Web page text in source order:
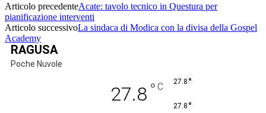
Articolo precedenteAcate: tavolo tecnico in Questura per
pianificazione interventi
Articolo successivoLa sindaca di Modica con la divisa della Gospel
Academy
RAGUSA
Poche Nuvole
27.8 ° C 27.8 °
27.8 °